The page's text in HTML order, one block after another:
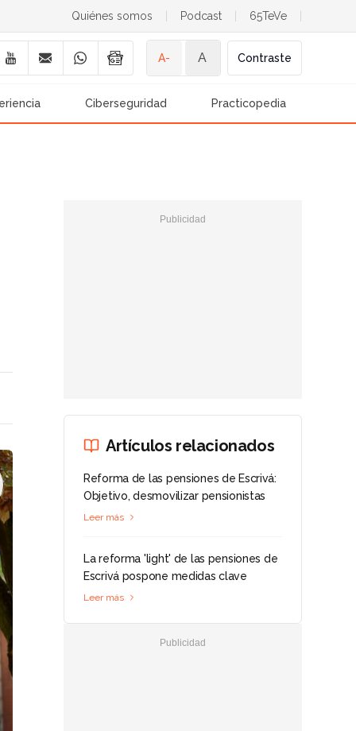
Quiénes somos Podcast 65TeVe
A- A Contraste
Ciberseguridad Practicopedia
Artículos relacionados
Reforma de las pensiones de Escrivá:
Objetivo, desmovilizar pensionistas
Leer más
La reforma 'light' de las pensiones de
Escrivá pospone medidas clave
Leer más